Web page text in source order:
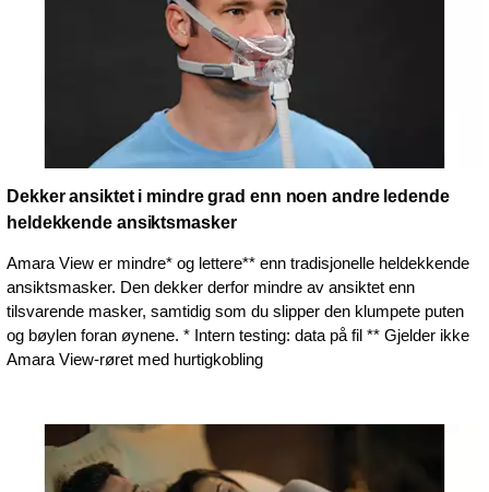
Dekker ansiktet i mindre grad enn noen andre ledende
heldekkende ansiktsmasker
Amara View er mindre* og lettere** enn tradisjonelle heldekkende
ansiktsmasker. Den dekker derfor mindre av ansiktet enn
tilsvarende masker, samtidig som du slipper den klumpete puten
og bøylen foran øynene. * Intern testing: data på fil ** Gjelder ikke
Amara View-røret med hurtigkobling